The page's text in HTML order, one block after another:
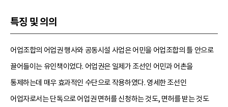
특징 및 의의
어업조합의 어업권 행사와 공동시설 사업은 어민을 어업조합의 틀 안으로
끌어들이는 유인책이었다. 어업권은 일제가 조선인 어민과 어촌을
통제하는데 매우 효과적인 수단으로 작용하였다. 영세한 조선인
어업자로서는 단독으로 어업권 면허를 신청하는 것도, 면허를 받는 것도